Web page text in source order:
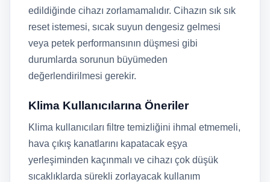
edildiğinde cihazı zorlamamalıdır. Cihazın sık sık
reset istemesi, sıcak suyun dengesiz gelmesi
veya petek performansının düşmesi gibi
durumlarda sorunun büyümeden
değerlendirilmesi gerekir.
Klima Kullanıcılarına Öneriler
Klima kullanıcıları filtre temizliğini ihmal etmemeli,
hava çıkış kanatlarını kapatacak eşya
yerleşiminden kaçınmalı ve cihazı çok düşük
sıcaklıklarda sürekli zorlayacak kullanım